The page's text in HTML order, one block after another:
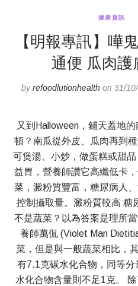
健康資訊
【明報專訊】嘩
通便 瓜肉
byrefoodlutionhealth on 31/
又到Halloween，鋪天蓋地
頓？南瓜從外皮、瓜肉再到
可煲湯、小炒，做蛋糕或甜
益胃，營養師讚它高纖低卡
菜，澱粉質豐富，糖尿病人
控制攝取量。澱粉質較高 糖
不是蔬菜？以為答案是理所
養師萬侃 (Violet Man
菜，但是與一般蔬菜相比，
有7.1克碳水化合物，同等
水化合物含量則不足1克。